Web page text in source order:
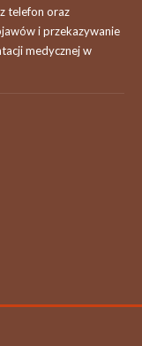
telefon oraz
i przekazywanie
medycznej w